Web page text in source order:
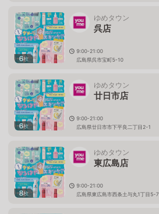
6枚
ゆめタウン
呉店
9:00-21:00
広島県呉市宝町5-10
6枚
ゆめタウン
廿日市店
9:00-21:00
広島県廿日市市下平良二丁目2-1
8枚
ゆめタウン
東広島店
9:00-21:00
広島県東広島市西条土与丸1丁目5-7